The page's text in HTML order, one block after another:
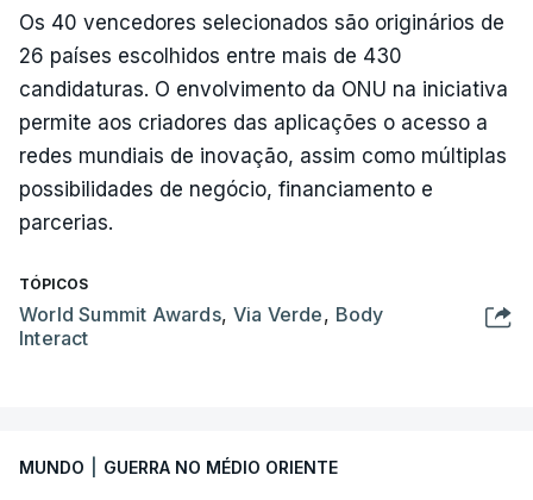
Os 40 vencedores selecionados são originários de
26 países escolhidos entre mais de 430
candidaturas. O envolvimento da ONU na iniciativa
permite aos criadores das aplicações o acesso a
redes mundiais de inovação, assim como múltiplas
possibilidades de negócio, financiamento e
parcerias.
TÓPICOS
World Summit Awards, Via Verde, Body
Interact
MUNDO GUERRA NO MÉDIO ORIENTE